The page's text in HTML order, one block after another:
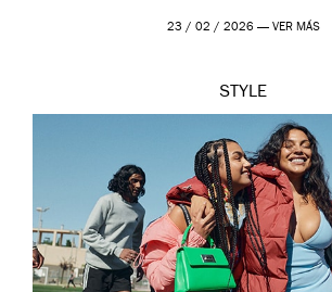
23 / 02 / 2026 — VER MÁS
STYLE